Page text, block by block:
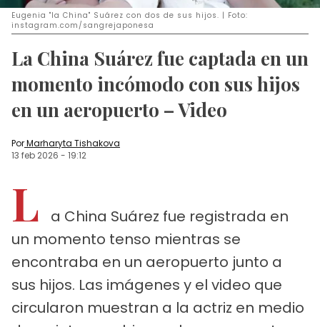
Eugenia "la China" Suárez con dos de sus hijos. | Foto:
instagram.com/sangrejaponesa
La China Suárez fue captada en un
momento incómodo con sus hijos
en un aeropuerto – Video
PorMarharyta Tishakova
13 feb 2026 - 19:12
L
a China Suárez fue registrada en
un momento tenso mientras se
encontraba en un aeropuerto junto a
sus hijos. Las imágenes y el video que
circularon muestran a la actriz en medio